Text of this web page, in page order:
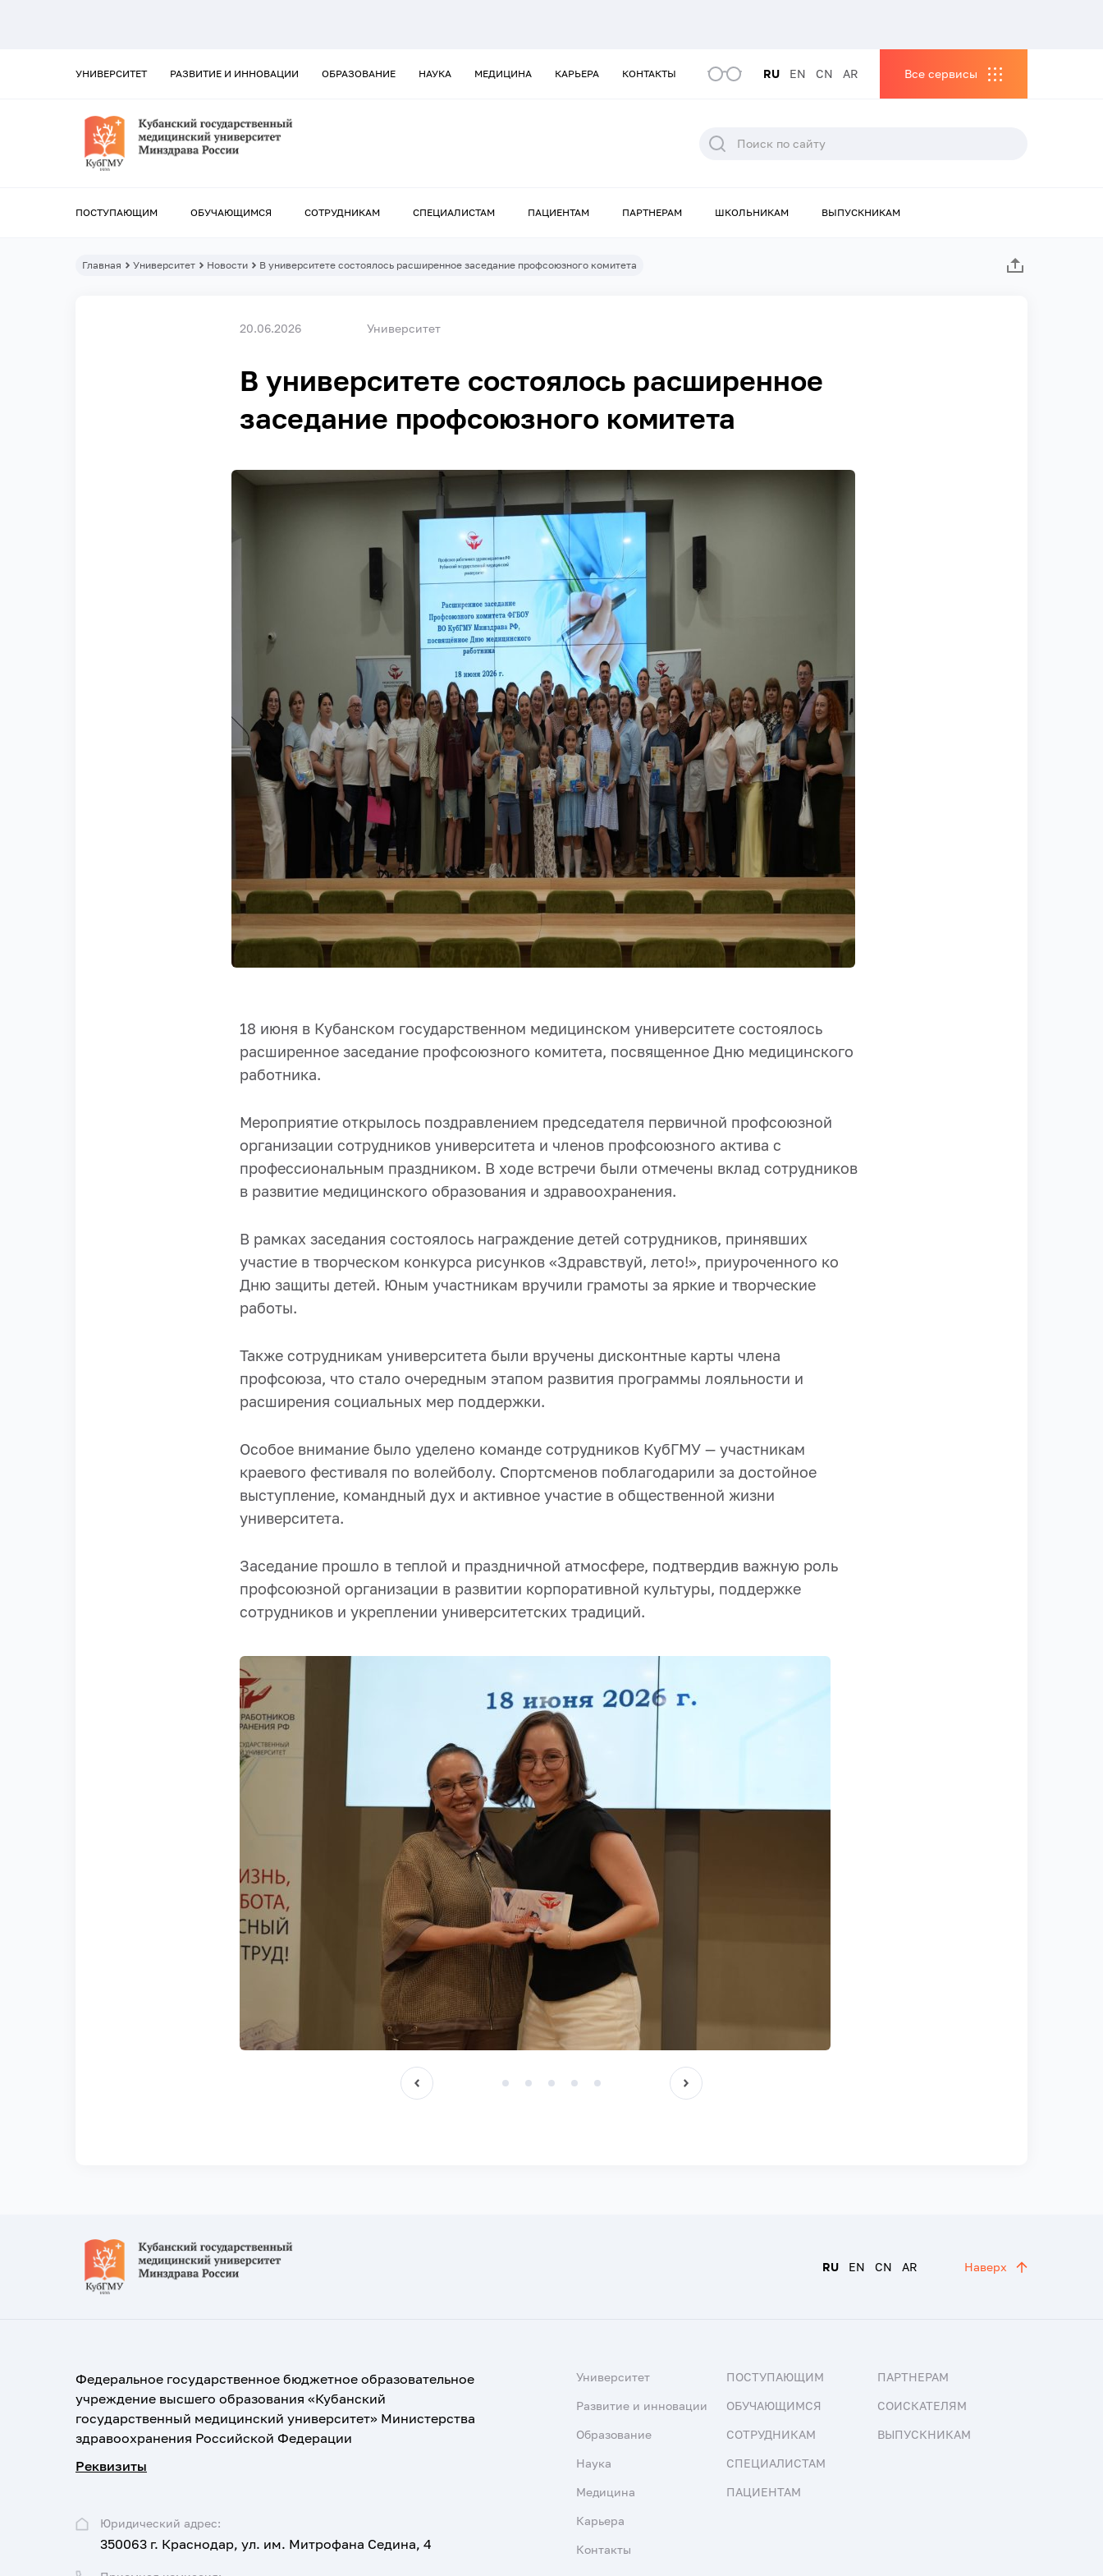
УНИВЕРСИТЕТ РАЗВИТИЕ И ИННОВАЦИИ ОБРАЗОВАНИЕ НАУКА МЕДИЦИНА КАРЬЕРА КОНТАКТЫ RU EN CN AR Все сервисы
ПОСТУПАЮЩИМ ОБУЧАЮЩИМСЯ СОТРУДНИКАМ СПЕЦИАЛИСТАМ ПАЦИЕНТАМ ПАРТНЕРАМ ШКОЛЬНИКАМ ВЫПУСКНИКАМ
Главная Университет Новости В университете состоялось расширенное заседание профсоюзного комитета
20.06.2026 Университет
В университете состоялось расширенное
заседание профсоюзного комитета
18 июня в Кубанском государственном медицинском университете состоялось
расширенное заседание профсоюзного комитета, посвященное Дню медицинского
работника.
Мероприятие открылось поздравлением председателя первичной профсоюзной
организации сотрудников университета и членов профсоюзного актива с
профессиональным праздником. В ходе встречи были отмечены вклад сотрудников
в развитие медицинского образования и здравоохранения.
В рамках заседания состоялось награждение детей сотрудников, принявших
участие в творческом конкурса рисунков «Здравствуй, лето!», приуроченного ко
Дню защиты детей. Юным участникам вручили грамоты за яркие и творческие
работы.
Также сотрудникам университета были вручены дисконтные карты члена
профсоюза, что стало очередным этапом развития программы лояльности и
расширения социальных мер поддержки.
Особое внимание было уделено команде сотрудников КубГМУ — участникам
краевого фестиваля по волейболу. Спортсменов поблагодарили за достойное
выступление, командный дух и активное участие в общественной жизни
университета.
Заседание прошло в теплой и праздничной атмосфере, подтвердив важную роль
профсоюзной организации в развитии корпоративной культуры, поддержке
сотрудников и укреплении университетских традиций.
RU EN CN AR Наверх
Федеральное государственное бюджетное образовательное
учреждение высшего образования «Кубанский
государственный медицинский университет» Министерства
здравоохранения Российской Федерации
Реквизиты
Юридический адрес:
350063 г. Краснодар, ул. им. Митрофана Седина, 4
Университет
Развитие и инновации
Образование
Наука
Медицина
Карьера
Контакты
ПОСТУПАЮЩИМ
ОБУЧАЮЩИМСЯ
СОТРУДНИКАМ
СПЕЦИАЛИСТАМ
ПАЦИЕНТАМ
ПАРТНЕРАМ
СОИСКАТЕЛЯМ
ВЫПУСКНИКАМ